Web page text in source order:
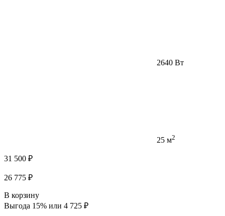
2640 Вт
25 м2
31 500 ₽
26 775 ₽
В корзину
Выгода 15% или 4 725 ₽